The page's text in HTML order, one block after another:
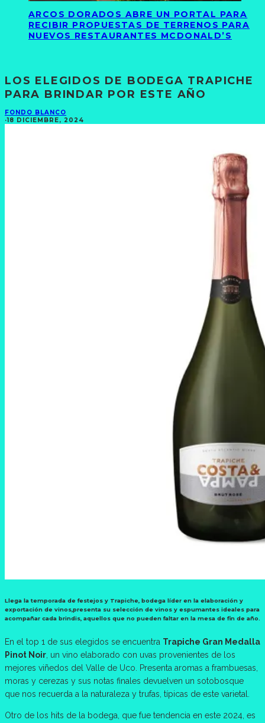
ARCOS DORADOS ABRE UN PORTAL PARA
RECIBIR PROPUESTAS DE TERRENOS PARA
NUEVOS RESTAURANTES MCDONALD’S
LOS ELEGIDOS DE BODEGA TRAPICHE
PARA BRINDAR POR ESTE AÑO
FONDO BLANCO
·18 DICIEMBRE, 2024
Llega la temporada de festejos y Trapiche , bodega líder en la elaboración y
exportación de vinos,presenta su selección de vinos y espumantes ideales para
acompañar cada brindis, aquellos que no pueden faltar en la mesa de fin de año.
En el top 1 de sus elegidos se encuentra Trapiche Gran Medalla
Pinot Noir, un vino elaborado con uvas provenientes de los
mejores viñedos del Valle de Uco. Presenta aromas a frambuesas,
moras y cerezas y sus notas finales devuelven un sotobosque
que nos recuerda a la naturaleza y trufas, típicas de este varietal.
Otro de los hits de la bodega, que fue tendencia en este 2024, es